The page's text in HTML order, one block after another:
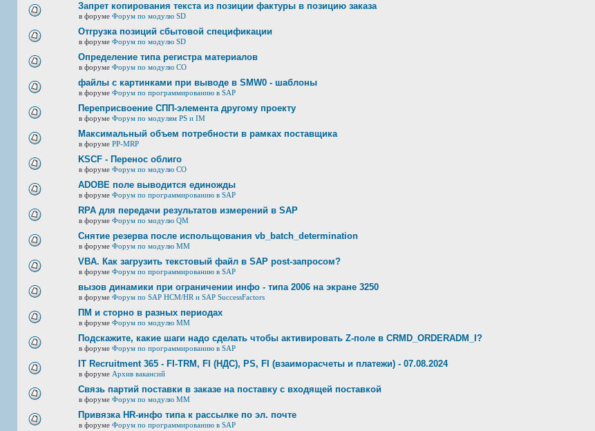
Запрет копирования текста из позиции фактуры в позицию заказа
в форуме Форум по модулю SD
Отгрузка позиций сбытовой спецификации
в форуме Форум по модулю SD
Определение типа регистра материалов
в форуме Форум по модулю СО
файлы с картинками при выводе в SMW0 - шаблоны
в форуме Форум по программированию в SAP
Переприсвоение СПП-элемента другому проекту
в форуме Форум по модулям PS и IM
Максимальный объем потребности в рамках поставщика
в форуме PP-MRP
KSCF - Перенос облиго
в форуме Форум по модулю СО
ADOBE поле выводится единожды
в форуме Форум по программированию в SAP
RPA для передачи результатов измерений в SAP
в форуме Форум по модулю QM
Снятие резерва после испольщования vb_batch_determination
в форуме Форум по модулю ММ
VBA. Как загрузить текстовый файл в SAP post-запросом?
в форуме Форум по программированию в SAP
вызов динамики при ограничении инфо - типа 2006 на экране 3250
в форуме Форум по SAP HCM/HR и SAP SuccessFactors
ПМ и сторно в разных периодах
в форуме Форум по модулю ММ
Подскажите, какие шаги надо сделать чтобы активировать Z-поле в CRMD_ORDERADM_I?
в форуме Форум по программированию в SAP
IT Recruitment 365 - FI-TRM, FI (НДС), PS, FI (взаиморасчеты и платежи) - 07.08.2024
в форуме Архив вакансий
Связь партий поставки в заказе на поставку с входящей поставкой
в форуме Форум по модулю ММ
Привязка HR-инфо типа к рассылке по эл. почте
в форуме Форум по программированию в SAP